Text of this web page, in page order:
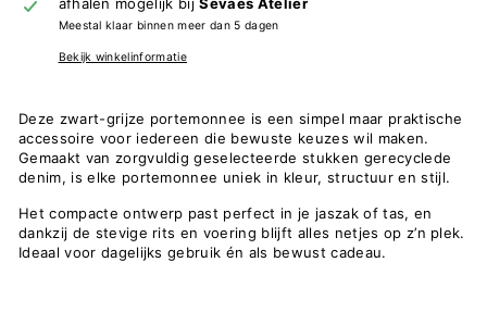
Meestal klaar binnen meer dan 5 dagen
Bekijk winkelinformatie
Deze zwart-grijze portemonnee is een simpel maar praktische
accessoire voor iedereen die bewuste keuzes wil maken.
Gemaakt van zorgvuldig geselecteerde stukken gerecyclede
denim, is elke portemonnee uniek in kleur, structuur en stijl.
Het compacte ontwerp past perfect in je jaszak of tas, en
dankzij de stevige rits en voering blijft alles netjes op z’n plek.
Ideaal voor dagelijks gebruik én als bewust cadeau.